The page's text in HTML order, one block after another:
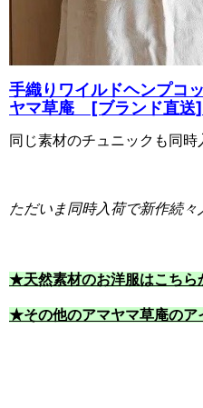
手織りワイルドヘンプ
ヤマ草庵 [ブランド直送]
同じ素材のチュニックも同時
ただいま同時入荷で新作続々
★天然素材のお洋服はこち
★その他のアマヤマ草庵の